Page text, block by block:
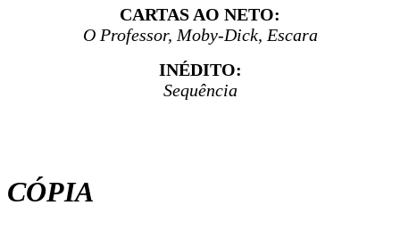
CARTAS AO NETO:
O Professor, Moby-Dick, Escara
INÉDITO:
Sequência
CÓPIA